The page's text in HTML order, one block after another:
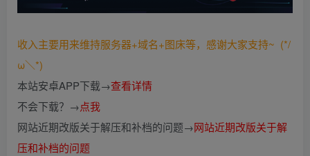
收入主要用来维持服务器+域名+图床等，感谢大家支持~ (*/
ω＼*)
本站安卓APP下载→查看详情
不会下载？→点我
网站近期改版关于解压和补档的问题→网站近期改版关于解
压和补档的问题